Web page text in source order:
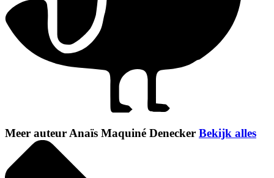
Meer auteur Anaïs Maquiné Denecker Bekijk alles